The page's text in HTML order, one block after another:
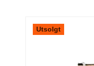
Utsolgt